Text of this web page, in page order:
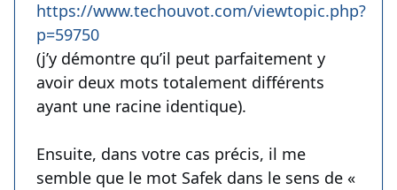
https://www.techouvot.com/viewtopic.php?
p=59750
(j’y démontre qu’il peut parfaitement y
avoir deux mots totalement différents
ayant une racine identique).
Ensuite, dans votre cas précis, il me
semble que le mot Safek dans le sens de «